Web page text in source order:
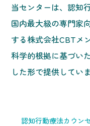
当センターは、認知
国内最大級の専門家
する株式会社CBTメ
科学的根拠に基づい
した形で提供していま
認知行動療法カウン